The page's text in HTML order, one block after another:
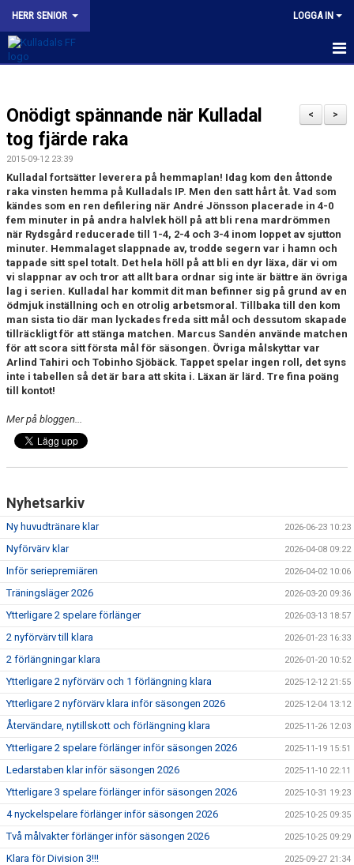
HERR SENIOR LOGGA IN
NYHETER
KALENDER
TRUPPEN
BILDGALLERI
KONTAKT
MATCHER
KFF HERR A INSTAGRAM
>
<
Onödigt spännande när Kulladal
tog fjärde raka
2015-09-12 23:39
Kulladal fortsätter leverera på hemmaplan! Idag kom den åttonde
raka vinsten hemma på Kulladals IP. Men den satt hårt åt. Vad som
kändes som en ren defilering när André Jönsson placerade in 4-0
fem minuter in på andra halvlek höll på att bli rena mardrömmen
när Rydsgård reducerade till 1-4, 2-4 och 3-4 inom loppet av sjutton
minuter. Hemmalaget slappnade av, trodde segern var i hamn och
tappade sitt spel totalt. Det hela höll på att bli en dyr läxa, där vi om
vi slappnar av och tror att allt bara ordnar sig inte är bättre än övriga
lag i serien. Kulladal har kommit dit man befinner sig på grund av en
ödmjuk inställning och en otrolig arbetsmoral. Tillbaka till den kom
man sista tio där man lyckades freda sitt mål och dessutom skapade
tillräckligt för att stänga matchen. Marcus Sandén använde matchen
för att scora sitt första mål för säsongen. Övriga målskyttar var
Arlind Tahiri och Tobinho Sjöbäck. Tappet spelar ingen roll, det syns
inte i tabellen så det är bara att skita i. Läxan är lärd. Tre fina poäng
till
kontot!
Mer på bloggen...
Nyhetsarkiv
Ny huvudtränare klar 2026-06-23 10:23
Nyförvärv klar 2026-04-08 09:22
Inför seriepremiären 2026-04-02 10:06
Träningsläger 2026 2026-03-20 09:36
Ytterligare 2 spelare förlänger 2026-03-13 18:57
2 nyförvärv till klara 2026-01-23 16:33
2 förlängningar klara 2026-01-20 10:52
Ytterligare 2 nyförvärv och 1 förlängning klara 2025-12-12 21:55
Ytterligare 2 nyförvärv klara inför säsongen 2026 2025-12-04 13:12
Återvändare, nytillskott och förlängning klara 2025-11-26 12:03
Ytterligare 2 spelare förlänger inför säsongen 2026 2025-11-19 15:51
Ledarstaben klar inför säsongen 2026 2025-11-10 22:11
Ytterligare 3 spelare förlänger inför säsongen 2026 2025-10-31 19:23
4 nyckelspelare förlänger inför säsongen 2026 2025-10-25 09:35
Två målvakter förlänger inför säsongen 2026 2025-10-25 09:29
Klara för Division 3!!! 2025-09-27 21:34